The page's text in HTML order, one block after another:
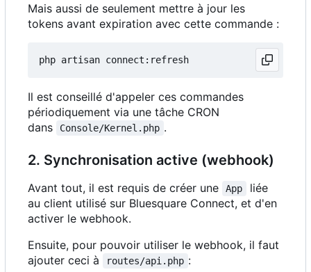
Mais aussi de seulement mettre à jour les
tokens avant expiration avec cette commande :
Il est conseillé d'appeler ces commandes
périodiquement via une tâche CRON
dans
Console/Kernel.php .
2. Synchronisation active (webhook)
Avant tout, il est requis de créer une App
liée
au client utilisé sur Bluesquare Connect, et d'en
activer le webhook.
Ensuite, pour pouvoir utiliser le webhook, il faut
ajouter ceci à
routes/api.php :